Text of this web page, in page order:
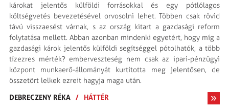
károkat jelentős külföldi forrásokkal és egy pótlólagos
költségvetés bevezetésével orvosolni lehet. Többen csak rövid
távú visszaesést várnak, s az ország kitart a gazdasági reform
folytatása mellett. Abban azonban mindenki egyetért, hogy míg a
gazdasági károk jelentős külföldi segítséggel pótolhatók, a több
tízezres mérték? emberveszteség nem csak az ipari-pénzügyi
központ munkaerő-állományát kurtította meg jelentősen, de
összetört lelkek ezreit hagyja maga után.
DEBRECZENY RÉKA / HÁTTÉR